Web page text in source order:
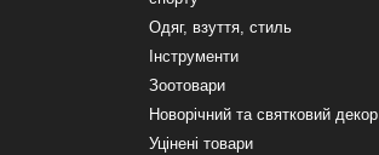
Одяг, взуття, стиль
Інструменти
Зоотовари
Новорічний та святковий декор
Уцінені товари